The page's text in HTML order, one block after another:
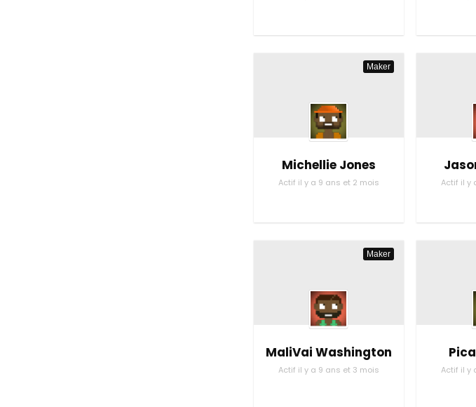
Maker
Michellie Jones
Actif il y a 9 ans et 2 mois Actif il y
Maker
MaliVai Washington
Actif il y a 9 ans et 3 mois Actif il y